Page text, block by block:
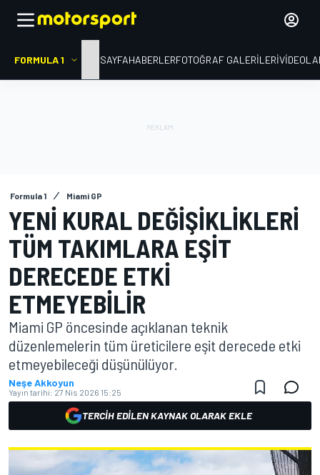
FORMULA 1 ANA SAYFAHABERLERFOTOĞRAF GALERILERI
Formula 1 Miami GP
YENI KURAL DEĞIŞIKLIKLERI
TÜM TAKIMLARA EŞIT
DERECEDE ETKI
ETMEYEBILIR
Miami GP öncesinde açıklanan teknik
düzenlemelerin tüm üreticilere eşit derecede etki
etmeyebileceği düşünülüyor.
Neşe Akkoyun
Yayın tarihi: 27 Nis 2026 15:25
TERCIH EDILEN KAYNAK OLARAK EKLE